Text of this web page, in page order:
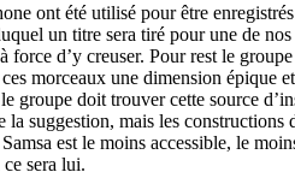
ont été utilisé pour être
un titre sera tiré pour une de
d’y creuser. Pour rest le
morceaux une dimension épique
groupe doit trouver cette source
suggestion, mais les constructions
est le moins accessible, le
sera lui.